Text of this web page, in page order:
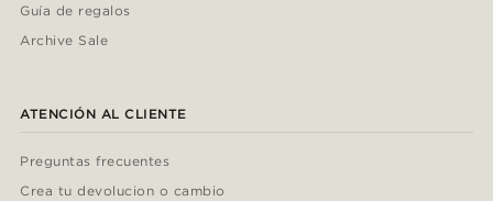
Guía de regalos
Archive Sale
ATENCIÓN AL CLIENTE
Preguntas frecuentes
Crea tu devolucion o cambio